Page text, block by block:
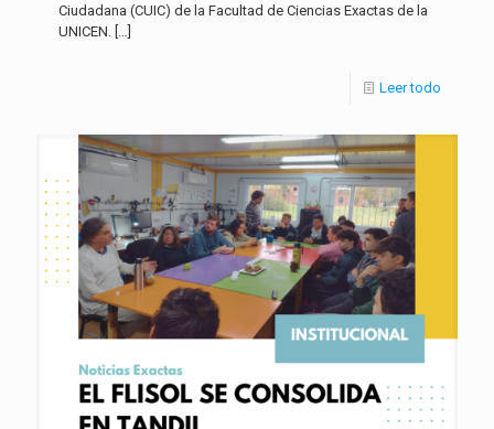
Ciudadana (CUIC) de la Facultad de Ciencias Exactas de la
UNICEN. […]
Leer todo